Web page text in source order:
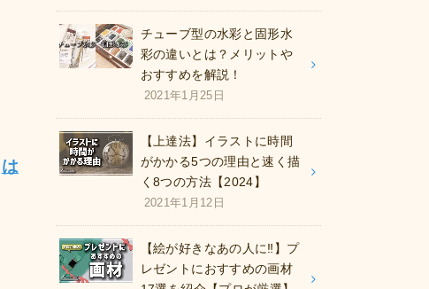
は
チューブ型の水彩と固形水
彩の違いとは？メリットや
おすすめを解説！
2021年1月25日
【上達法】イラストに時間
がかかる5つの理由と速く描
く8つの方法【2024】
2021年1月12日
【絵が好きなあの人に‼︎】プ
レゼントにおすすめの画材